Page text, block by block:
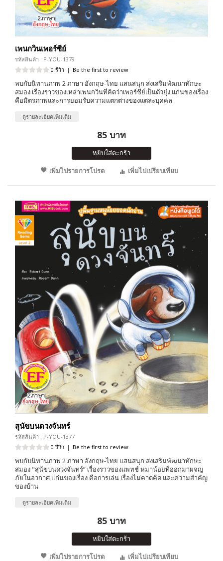
เพนกวินเพอร์ซีย์
รหัสสินค้า : P-YOU-1379
0 รีวิว | Be the first to review
พบกับนิทานภาพ 2 ภาษา อังกฤษ-ไทย แสนสนุก ส่งเสริมพัฒนาทักษะ
สมอง เรื่องราวของเหล่าเพนกวินที่คิดว่าเพอร์ชีย์เป็นตัวยุ่ง แก่นของเรื่อง
คือมิตรภาพและการยอมรับความแตกต่างของแต่ละบุคคล
ดูรายละเอียดเพิ่มเติม
85 บาท
หยิบใส่ตะกร้า
เพิ่มไปรายการโปรด
เพิ่มไปเปรียบเทียบ
สุนัขบนดวงจันทร์
รหัสสินค้า : P-YOU-1377
0 รีวิว | Be the first to review
พบกับนิทานภาพ 2 ภาษา อังกฤษ-ไทย แสนสนุก ส่งเสริมพัฒนาทักษะ
สมอง "สุนัขบนดวงจันทร์” เรื่องราวของแพทช์ หมาน้อยที่ออกมาผจญ
ภัยในอวกาศ แก่นของเรื่อง คือการเล่น เรื่องไม่คาดคิด และความสำคัญ
ของบ้าน
ดูรายละเอียดเพิ่มเติม
85 บาท
หยิบใส่ตะกร้า
เพิ่มไปรายการโปรด
เพิ่มไปเปรียบเทียบ